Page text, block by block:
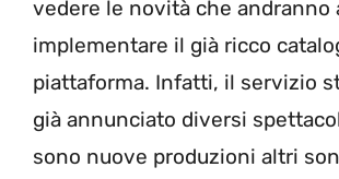
vedere le novità che andranno
implementare il già ricco
piattaforma. Infatti, il servizio
già annunciato diversi
sono nuove produzioni altri